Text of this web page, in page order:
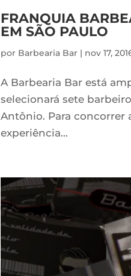
FRANQUIA
EM SÃO PAULO
por Barbearia Bar | nov 17,
A Barbearia Bar está
selecionará sete
Antônio. Para concorrer
experiência...